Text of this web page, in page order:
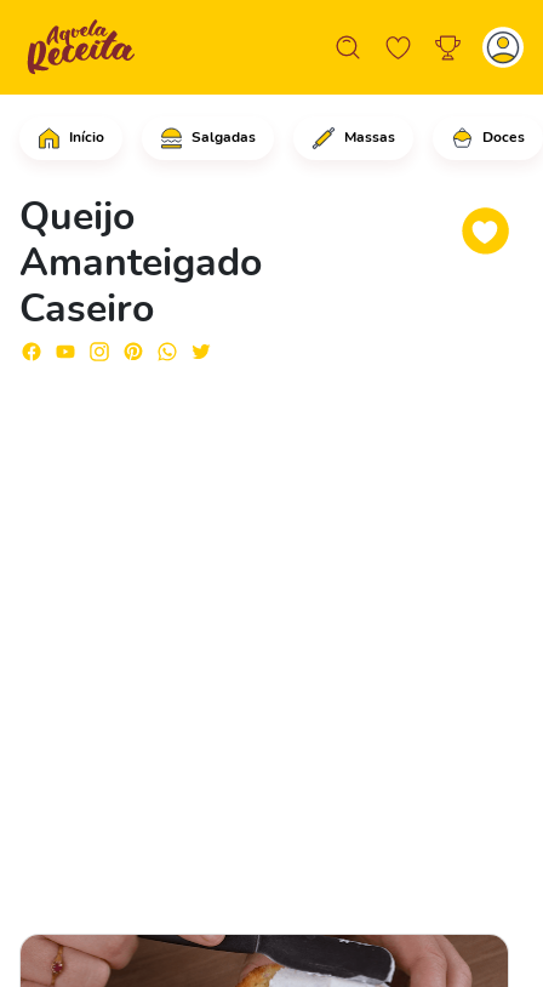
Início Salgadas Massas Doces
Queijo
Amanteigado
Caseiro
Em uma panela média, em fogo